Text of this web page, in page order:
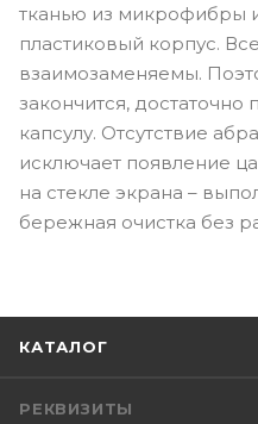
тканью из микрофибры
пластиковый корпус.
взаимозаменяемы.
закончится,
капсулу. Отсутствие
исключает появление
на стекле экрана –
бережная очистка без
КАТАЛОГ
РЕКВИЗИТЫ